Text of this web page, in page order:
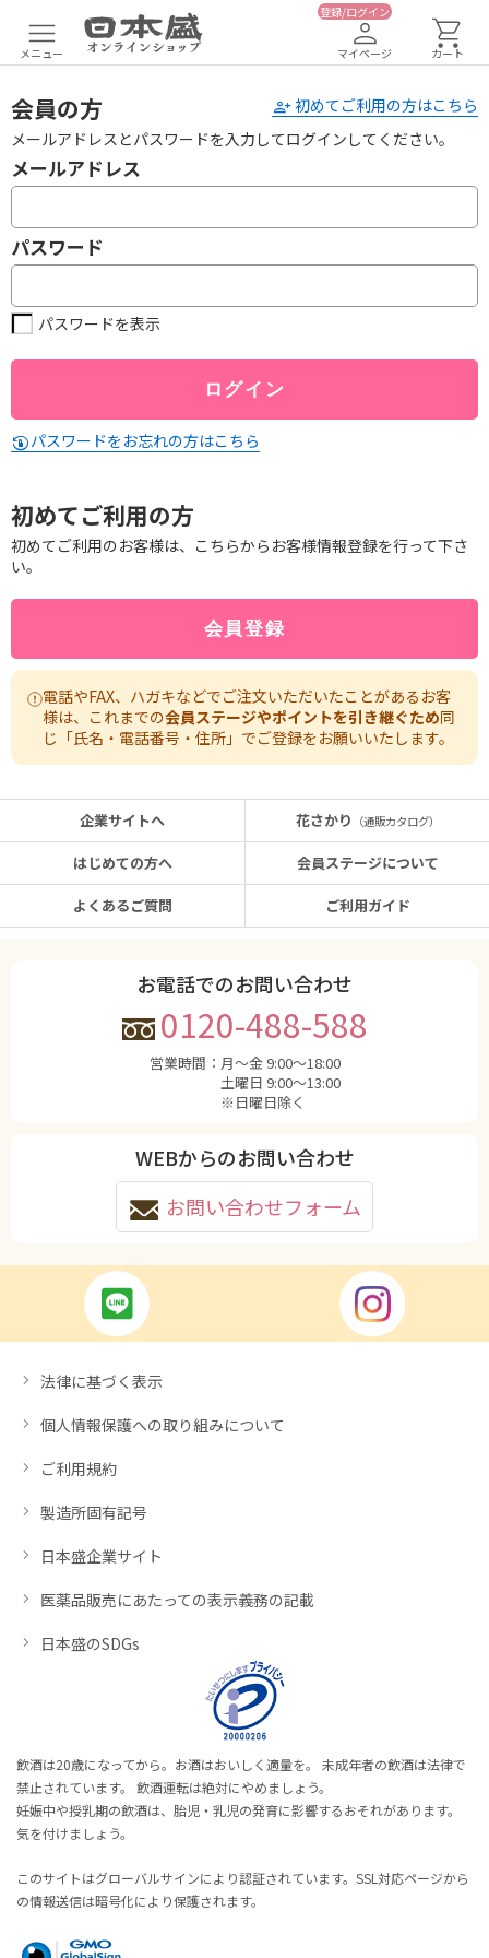
メニュー
登録/ログイン
マイページ カート
初めてご利用の方はこちら
会員の方
メールアドレスとパスワードを入力してログインしてください。
メールアドレス
パスワード
パスワードを表示
パスワードをお忘れの方はこちら
初めてご利用の方
初めてご利用のお客様は、こちらからお客様情報登録を行って下さ
い。
電話やFAX、ハガキなどでご注文いただいたことがあるお客
様は、これまでの会員ステージやポイントを引き継ぐため同
じ「氏名・電話番号・住所」でご登録をお願いいたします。
企業サイトへ
はじめての方へ
よくあるご質問
花さかり （通販カタログ）
会員ステージについて
ご利用ガイド
お電話でのお問い合わせ
0120-488-588
営業時間： 月〜金 9:00〜18:00
土曜日 9:00〜13:00
※日曜日除く
WEBからのお問い合わせ
お問い合わせフォーム
法律に基づく表示
個人情報保護への取り組みについて
ご利用規約
製造所固有記号
日本盛企業サイト
医薬品販売にあたっての表示義務の記載
日本盛のSDGs
飲酒は20歳になってから。お酒はおいしく適量を。 未成年者の飲酒は法律で
禁止されています。 飲酒運転は絶対にやめましょう。
妊娠中や授乳期の飲酒は、胎児・乳児の発育に影響するおそれがあります。
気を付けましょう。
このサイトはグローバルサインにより認証されています。SSL対応ページから
の情報送信は暗号化により保護されます。